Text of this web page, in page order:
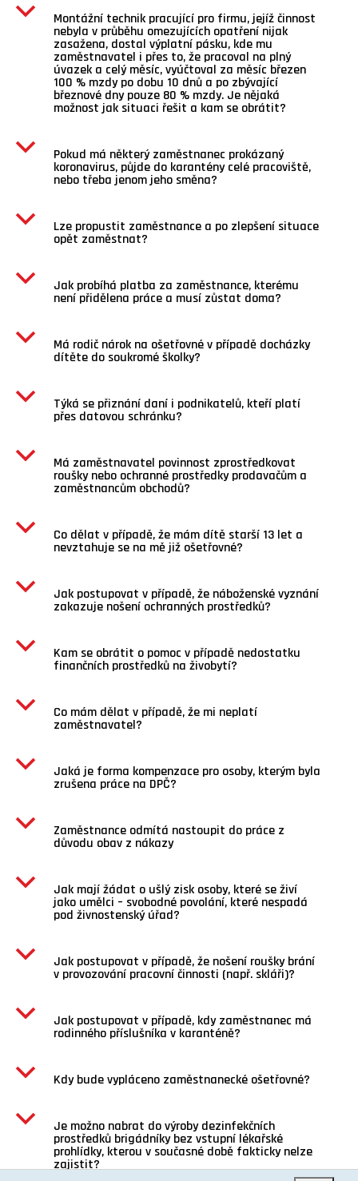
b Montážní technik pracující pro firmu, jejíž činnost
nebyla v průběhu omezujících opatření nijak
zasažena, dostal výplatní pásku, kde mu
zaměstnavatel i přes to, že pracoval na plný
úvazek a celý měsíc, vyúčtoval za měsíc březen
100 % mzdy po dobu 10 dnů a po zbývající
březnové dny pouze 80 % mzdy. Je nějaká
možnost jak situaci řešit a kam se obrátit?
b Pokud má některý zaměstnanec prokázaný
koronavirus, půjde do karantény celé pracoviště,
nebo třeba jenom jeho směna?
b Lze propustit zaměstnance a po zlepšení situace
opět zaměstnat?
b Jak probíhá platba za zaměstnance, kterému
není přidělena práce a musí zůstat doma?
b Má rodič nárok na ošetřovné v případě docházky
dítěte do soukromé školky?
b Týká se přiznání daní i podnikatelů, kteří platí
přes datovou schránku?
b Má zaměstnavatel povinnost zprostředkovat
roušky nebo ochranné prostředky prodavačům a
zaměstnancům obchodů?
b Co dělat v případě, že mám dítě starší 13 let a
nevztahuje se na mě již ošetřovné?
b Jak postupovat v případě, že náboženské vyznání
zakazuje nošení ochranných prostředků?
b Kam se obrátit o pomoc v případě nedostatku
finančních prostředků na živobytí?
b Co mám dělat v případě, že mi neplatí
zaměstnavatel?
b Jaká je forma kompenzace pro osoby, kterým byla
zrušena práce na DPČ?
b Zaměstnance odmítá nastoupit do práce z
důvodu obav z nákazy
b Jak mají žádat o ušlý zisk osoby, které se živí
jako umělci – svobodné povolání, které nespadá
pod živnostenský úřad?
b Jak postupovat v případě, že nošení roušky brání
v provozování pracovní činnosti (např. skláři)?
b Jak postupovat v případě, kdy zaměstnanec má
rodinného příslušníka v karanténě?
b Kdy bude vypláceno zaměstnanecké ošetřovné?
b Je možno nabrat do výroby dezinfekčních
prostředků brigádníky bez vstupní lékařské
prohlídky, kterou v současné době fakticky nelze
zajistit?